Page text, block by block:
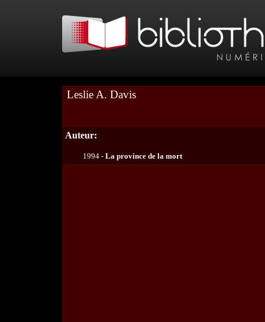
Leslie A. Davis
Auteur:
1994 - La province de la mort